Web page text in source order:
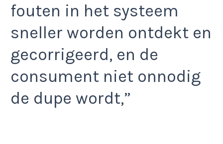
fouten in het systeem
sneller worden ontdekt en
gecorrigeerd, en de
consument niet onnodig
de dupe wordt,”